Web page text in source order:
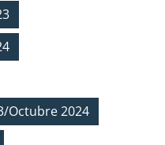
Octubre 2024